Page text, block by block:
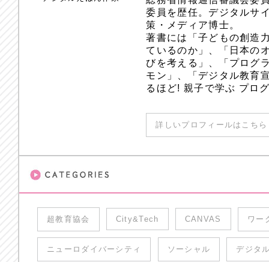
委員を歴任。デジタルサ
策・メディア博士。
著書には「子どもの創造
ているのか」、「日本の
びを考える」、「プログ
モン」、「デジタル教育
るほど! 親子で学ぶ プロ
詳しいプロフィールはこち
超教育協会 City&Tech CANVAS ワー
ニューロダイバーシティ ソーシャル デジタ